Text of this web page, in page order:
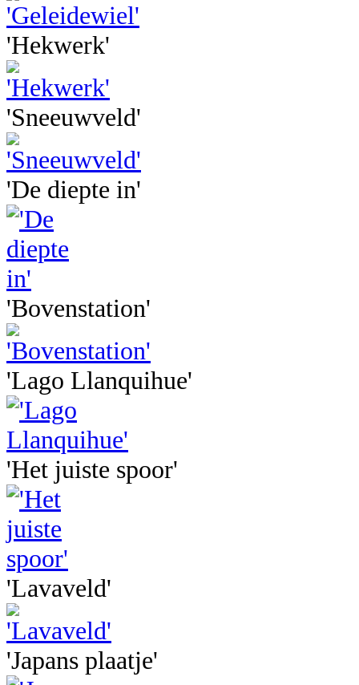
'Hekwerk'
'Sneeuwveld'
'De diepte in'
'Bovenstation'
'Lago Llanquihue'
'Het juiste spoor'
'Lavaveld'
'Japans plaatje'